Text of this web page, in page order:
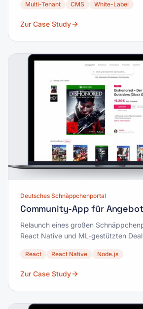
Multi-Tenant CMS White-Label
Zur Case Study
Deutsches Schnäppchenportal
Community-App für
Relaunch eines großen
React Native und ML-gestützten
React React Native Node.js
Zur Case Study